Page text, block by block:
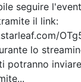
seguire
il link:
lo
potranno